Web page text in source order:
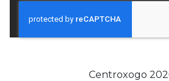
Centroxogo